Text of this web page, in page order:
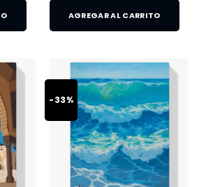
AGREGAR AL CARRITO
-33%